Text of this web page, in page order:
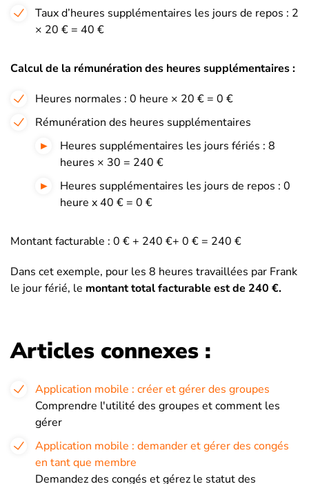
Taux d’heures supplémentaires les jours de repos : 2
× 20 € = 40 €
Calcul de la rémunération des heures supplémentaires :
Heures normales : 0 heure × 20 € = 0 €
Rémunération des heures supplémentaires
Heures supplémentaires les jours fériés : 8
heures × 30 = 240 €
Heures supplémentaires les jours de repos : 0
heure x 40 € = 0 €
Montant facturable : 0 € + 240 €+ 0 € = 240 €
Dans cet exemple, pour les 8 heures travaillées par Frank
le jour férié, le montant total facturable est de 240 €.
Articles connexes :
Application mobile : créer et gérer des groupes
Comprendre l'utilité des groupes et comment les
gérer
Application mobile : demander et gérer des congés
en tant que membre
Demandez des congés et gérez le statut des